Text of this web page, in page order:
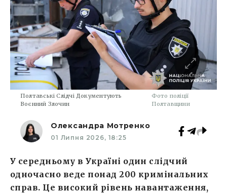
Полтавські Слідчі Документують
Воєнний Злочин
Фото поліції
Полтавщини
Олександра Мотренко
01 Липня 2026, 18:25
У середньому в Україні один слідчий
одночасно веде понад 200 кримінальних
справ. Це високий рівень навантаження,